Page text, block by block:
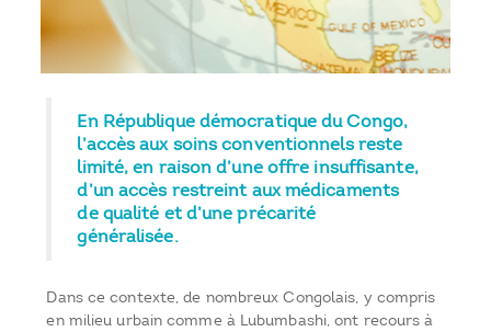
En République démocratique du Congo,
l’accès aux soins conventionnels reste
limité, en raison d’une offre insuffisante,
d’un accès restreint aux médicaments
de qualité et d’une précarité
généralisée.
Dans ce contexte, de nombreux Congolais, y compris
en milieu urbain comme à Lubumbashi, ont recours à